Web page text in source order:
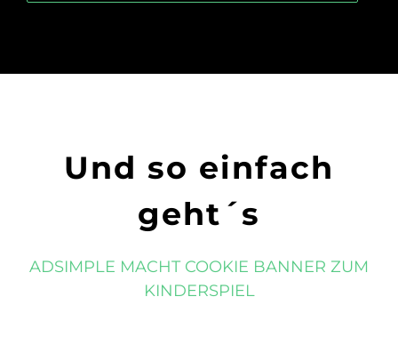
Und so einfach
geht´s
ADSIMPLE MACHT COOKIE BANNER ZUM
KINDERSPIEL